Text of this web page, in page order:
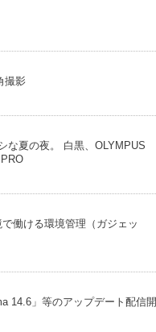
撮影
な夏の夜。 白黒、OLYMPUS
働ける環境管理（ガジェッ
14.6」等のアップデート配信開